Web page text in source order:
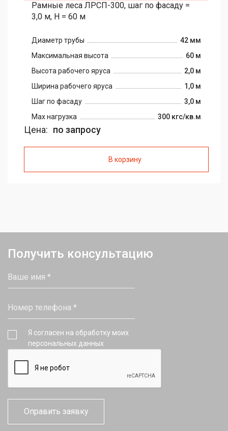
Рамные леса ЛРСП-300, шаг по фасаду =
3,0 м, H = 60 м
Диаметр трубы
42 мм
Максимальная высота
60 м
Высота рабочего яруса
2,0 м
Ширина рабочего яруса
1,0 м
Шаг по фасаду
3,0 м
Max нагрузка
300 кгс/кв.м
Цена: по запросу
В корзину
Получить консультацию
Я согласен на обработку моих
персональных данных